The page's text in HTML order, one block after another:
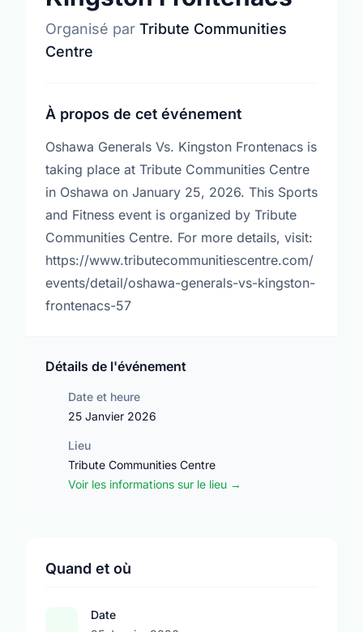
Organisé par Tribute Communities
Centre
À propos de cet événement
Oshawa Generals Vs. Kingston Frontenacs is
taking place at Tribute Communities Centre
in Oshawa on January 25, 2026. This Sports
and Fitness event is organized by Tribute
Communities Centre. For more details, visit:
https://www.tributecommunitiescentre.com/
events/detail/oshawa-generals-vs-kingston-
frontenacs-57
Détails de l'événement
Date et heure
25 Janvier 2026
Lieu
Tribute Communities Centre
Voir les informations sur le lieu →
Quand et où
Date